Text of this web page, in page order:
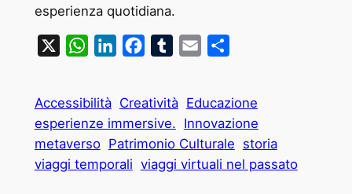
esperienza quotidiana.
WhatsAppLinkedInFacebookTumblrEmail
Accessibilità Creatività Educazione
esperienze immersive. Innovazione
metaverso Patrimonio Culturale storia
viaggi temporali viaggi virtuali nel passato